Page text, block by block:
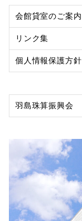
会館貸室のご案内
リンク集
個人情報保護方針
羽島珠算振興会